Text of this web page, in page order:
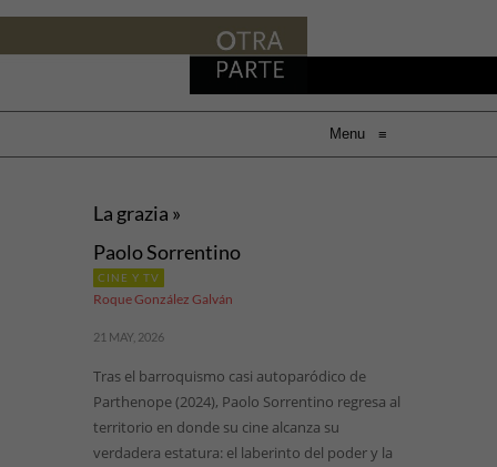
Menu ≡
La grazia »
Paolo Sorrentino
CINE Y TV
Roque González Galván
21 MAY, 2026
Tras el barroquismo casi autoparódico de
Parthenope (2024), Paolo Sorrentino regresa al
territorio en donde su cine alcanza su
verdadera estatura: el laberinto del poder y la